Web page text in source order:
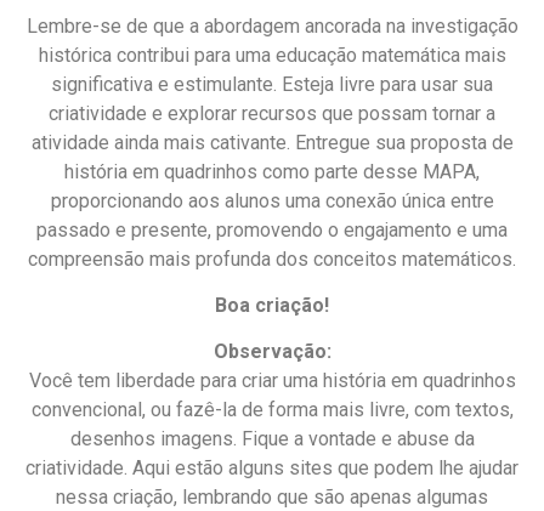
Lembre-se de que a abordagem ancorada na investigação
histórica contribui para uma educação matemática mais
significativa e estimulante. Esteja livre para usar sua
criatividade e explorar recursos que possam tornar a
atividade ainda mais cativante. Entregue sua proposta de
história em quadrinhos como parte desse MAPA,
proporcionando aos alunos uma conexão única entre
passado e presente, promovendo o engajamento e uma
compreensão mais profunda dos conceitos matemáticos.
Boa criação!
Observação:
Você tem liberdade para criar uma história em quadrinhos
convencional, ou fazê-la de forma mais livre, com textos,
desenhos imagens. Fique a vontade e abuse da
criatividade. Aqui estão alguns sites que podem lhe ajudar
nessa criação, lembrando que são apenas algumas